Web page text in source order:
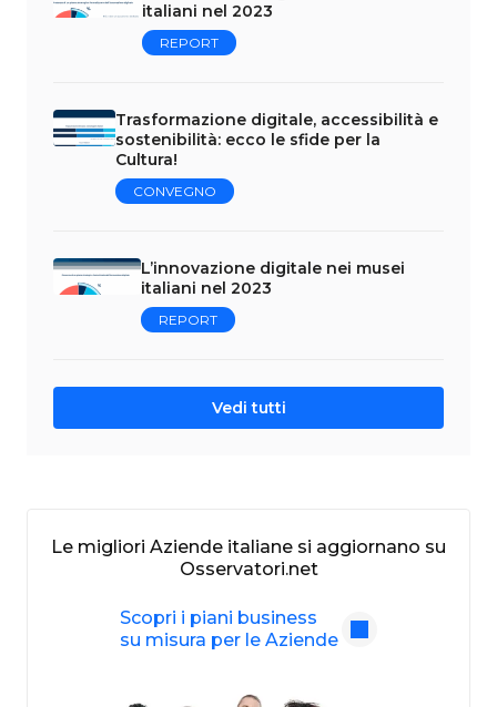
italiani nel 2023
REPORT
Trasformazione digitale, accessibilità e
sostenibilità: ecco le sfide per la
Cultura!
CONVEGNO
L’innovazione digitale nei musei
italiani nel 2023
REPORT
Vedi tutti
Le migliori Aziende italiane si aggiornano su
Osservatori.net
Scopri i piani business
su misura per le Aziende